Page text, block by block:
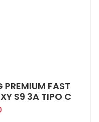
FAST
S9 3A TIPO C